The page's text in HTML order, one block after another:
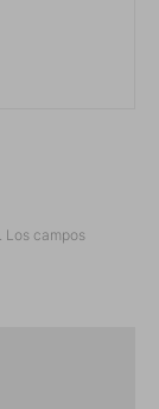
Los campos